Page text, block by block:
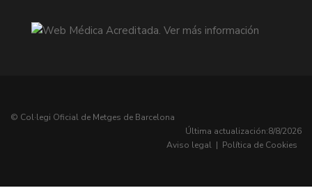
© Col·legi Oficial de Metges de Barcelona
Última actualización:8/8/2026
Aviso legal | Política de Cookies